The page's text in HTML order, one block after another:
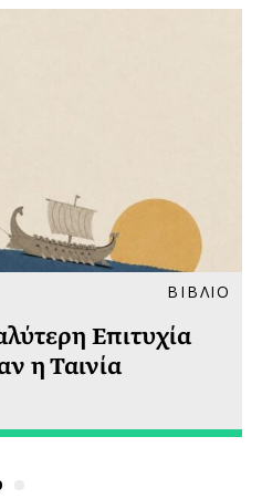
ΒΙΒΛΙΟ
Επιτυχία
η Ταινία